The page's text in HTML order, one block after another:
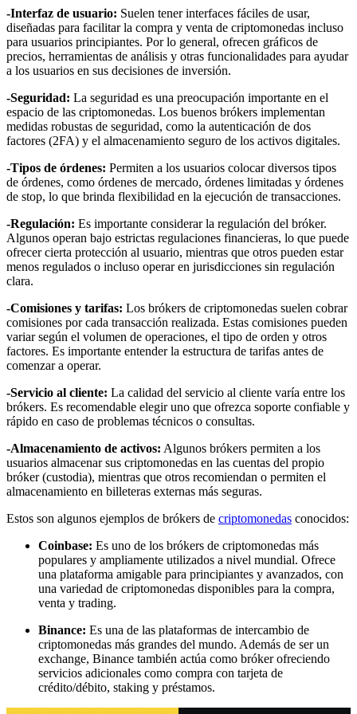
-Interfaz de usuario: Suelen tener interfaces fáciles de usar,
diseñadas para facilitar la compra y venta de criptomonedas incluso
para usuarios principiantes. Por lo general, ofrecen gráficos de
precios, herramientas de análisis y otras funcionalidades para ayudar
a los usuarios en sus decisiones de inversión.
-Seguridad: La seguridad es una preocupación importante en el
espacio de las criptomonedas. Los buenos brókers implementan
medidas robustas de seguridad, como la autenticación de dos
factores (2FA) y el almacenamiento seguro de los activos digitales.
-Tipos de órdenes: Permiten a los usuarios colocar diversos tipos
de órdenes, como órdenes de mercado, órdenes limitadas y órdenes
de stop, lo que brinda flexibilidad en la ejecución de transacciones.
-Regulación: Es importante considerar la regulación del bróker.
Algunos operan bajo estrictas regulaciones financieras, lo que puede
ofrecer cierta protección al usuario, mientras que otros pueden estar
menos regulados o incluso operar en jurisdicciones sin regulación
clara.
-Comisiones y tarifas: Los brókers de criptomonedas suelen cobrar
comisiones por cada transacción realizada. Estas comisiones pueden
variar según el volumen de operaciones, el tipo de orden y otros
factores. Es importante entender la estructura de tarifas antes de
comenzar a operar.
-Servicio al cliente: La calidad del servicio al cliente varía entre los
brókers. Es recomendable elegir uno que ofrezca soporte confiable y
rápido en caso de problemas técnicos o consultas.
-Almacenamiento de activos: Algunos brókers permiten a los
usuarios almacenar sus criptomonedas en las cuentas del propio
bróker (custodia), mientras que otros recomiendan o permiten el
almacenamiento en billeteras externas más seguras.
Estos son algunos ejemplos de brókers de criptomonedas conocidos:
Coinbase: Es uno de los brókers de criptomonedas más
populares y ampliamente utilizados a nivel mundial. Ofrece
una plataforma amigable para principiantes y avanzados, con
una variedad de criptomonedas disponibles para la compra,
venta y trading.
Binance: Es una de las plataformas de intercambio de
criptomonedas más grandes del mundo. Además de ser un
exchange, Binance también actúa como bróker ofreciendo
servicios adicionales como compra con tarjeta de
crédito/débito, staking y préstamos.